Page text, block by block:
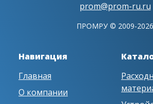
prom@prom-ru.ru
ПРОМРУ © 2009-2026
Навигация
Главная
О компании